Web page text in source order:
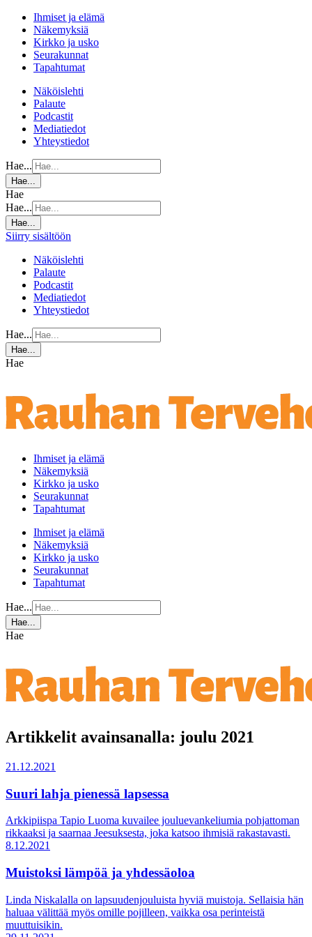
Ihmiset ja elämä
Näkemyksiä
Kirkko ja usko
Seurakunnat
Tapahtumat
Näköislehti
Palaute
Podcastit
Mediatiedot
Yhteystiedot
Hae...
Hae...
Hae
Hae...
Hae...
Siirry sisältöön
Näköislehti
Palaute
Podcastit
Mediatiedot
Yhteystiedot
Hae...
Hae...
Hae
Ihmiset ja elämä
Näkemyksiä
Kirkko ja usko
Seurakunnat
Tapahtumat
Ihmiset ja elämä
Näkemyksiä
Kirkko ja usko
Seurakunnat
Tapahtumat
Hae...
Hae...
Hae
Artikkelit avainsanalla: joulu 2021
21.12.2021
Suuri lahja pienessä lapsessa
Arkkipiispa Tapio Luoma kuvailee jouluevankeliumia pohjattoman
rikkaaksi ja saarnaa Jeesuksesta, joka katsoo ihmisiä rakastavasti.
8.12.2021
Muistoksi lämpöä ja yhdessäoloa
Linda Niskalalla on lapsuudenjouluista hyviä muistoja. Sellaisia hän
haluaa välittää myös omille pojilleen, vaikka osa perinteistä
muuttuisikin.